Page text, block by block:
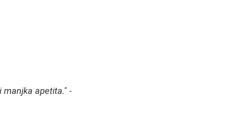
manjka apetita." -